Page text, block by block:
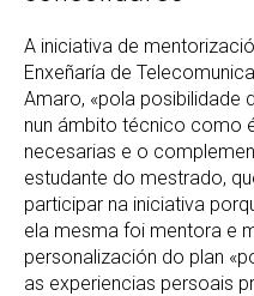
A iniciativa de
Enxeñaría de
Amaro, «pola posibilidade
nun ámbito técnico como
necesarias e o
estudante do mestrado,
participar na iniciativa
ela mesma foi mentora e
personalización do plan
as experiencias persoais